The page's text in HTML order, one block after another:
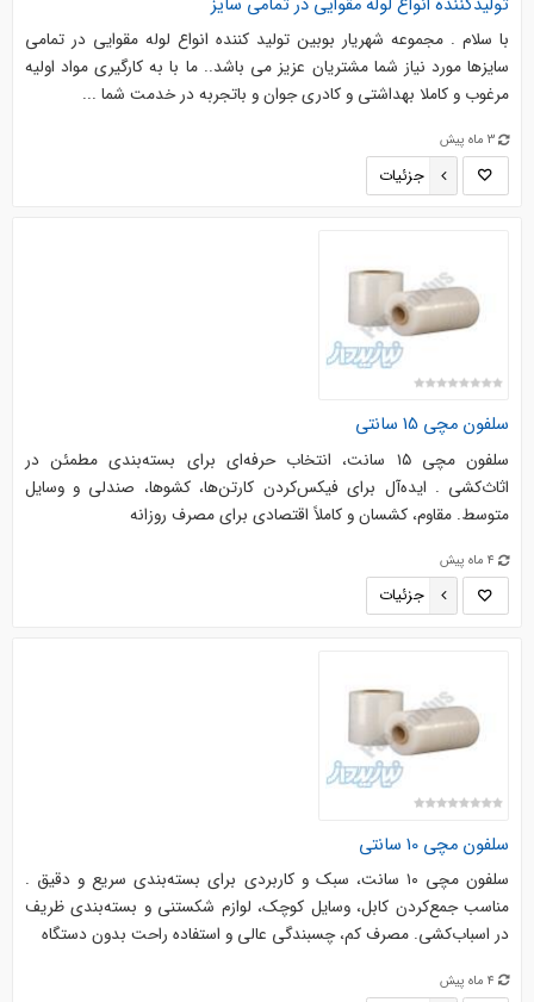
با سلام . مجموعه شهریار بوبین تولید کننده انواع لوله مقوایی در تمامی
سایزها مورد نیاز شما مشتریان عزیز می باشد.. ما با به کارگیری مواد اولیه
مرغوب و کاملا بهداشتی و کادری جوان و باتجربه در خدمت شما ...
3 ماه پیش
جزئیات
سلفون مچی 15 سانتی
سلفون مچی ۱۵ سانت، انتخاب حرفه‌ای برای بسته‌بندی مطمئن در
اثاث‌کشی . ایده‌آل برای فیکس‌کردن کارتن‌ها، کشوها، صندلی و وسایل
متوسط. مقاوم، کشسان و کاملاً اقتصادی برای مصرف روزانه
4 ماه پیش
جزئیات
سلفون مچی 10 سانتی
سلفون مچی ۱۰ سانت، سبک و کاربردی برای بسته‌بندی سریع و دقیق .
مناسب جمع‌کردن کابل، وسایل کوچک، لوازم شکستنی و بسته‌بندی ظریف
در اسباب‌کشی. مصرف کم، چسبندگی عالی و استفاده راحت بدون دستگاه
4 ماه پیش